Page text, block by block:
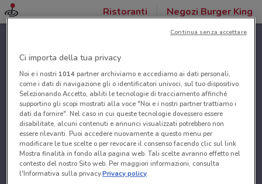
Ristoranti Negozi Burger King
Ci importa della tua privacy
Noi e i nostri 1014partner archiviamo e accediamo ai dati personali,
come i dati di navigazione gli o identificatori univoci, sul tuo dispositivo.
Selezionando Accetto, abiliti le tecnologie di tracciamento affinché
supportino gli scopi mostrati alla voce "Noi e i nostri partner trattiamo i
dati da fornire". Nel caso in cui queste tecnologie dovessero essere
disabilitate, alcuni contenuti e annunci visualizzati potrebbero non
essere rilevanti. Puoi accedere nuovamente a questo menu per
modificare le tue scelte o per revocare il consenso facendo clic sul link
Mostra finalità in fondo alla pagina web. Tali scelte avranno effetto nel
contesto del nostro Sito web. Per maggiori informazioni, consulta
l'Informativa sulla privacy.Privacy policy
Continua senza accettare